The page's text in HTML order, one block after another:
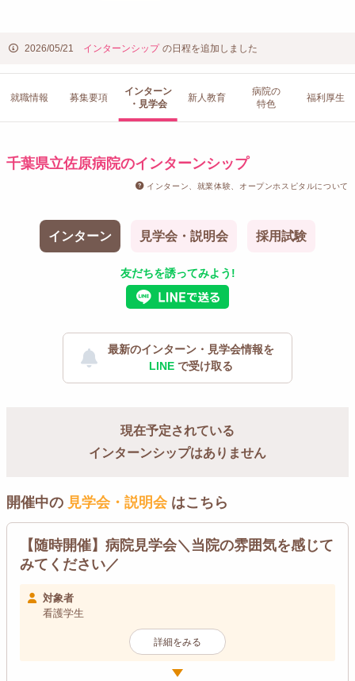
2026/05/21 インターンシップ の日程を追加しました
就職情報 募集要項
インターン
・見学会
新人教育
病院の
特色
福利厚生
千葉県立佐原病院のインターンシップ
インターン、就業体験、オープンホスピタルについて
インターン 見学会・説明会 採用試験
友だちを誘ってみよう!
最新のインターン・見学会情報を
LINE で受け取る
現在予定されている
インターンシップはありません
開催中の 見学会・説明会はこちら
【随時開催】病院見学会＼当院の雰囲気を感じて
みてください／
対象者
看護学生
詳細をみる